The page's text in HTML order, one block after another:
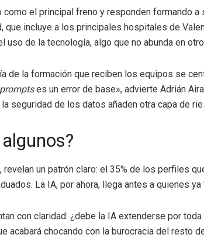
el principal freno y responden formando
que incluye a los principales hospitales de
de la tecnología, algo que no abunda en
de la formación que reciben los equipos se
promptses un error de base», advierte Adrián
seguridad de los datos añaden otra capa de
un patrón claro: el 35% de los perfiles
La IA, por ahora, llega antes a quienes ya
con claridad: ¿debe la IA extenderse por
acabará chocando con la burocracia del resto